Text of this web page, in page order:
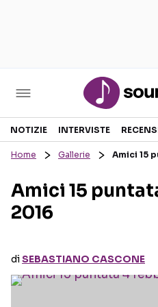
Sezioni
RECENSIONI MUSICALI
INTERVISTE
NOTIZIE INTERVISTE
Home Gallerie Amici 15
Amici 15
2016
diSEBASTIANO CASCONE